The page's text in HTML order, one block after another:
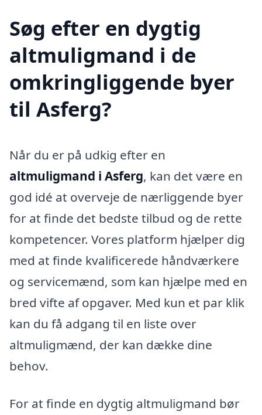
Søg efter en dygtig
altmuligmand i de
omkringliggende byer
til Asferg?
Når du er på udkig efter en
altmuligmand i Asferg, kan det være en
god idé at overveje de nærliggende byer
for at finde det bedste tilbud og de rette
kompetencer. Vores platform hjælper dig
med at finde kvalificerede håndværkere
og servicemænd, som kan hjælpe med en
bred vifte af opgaver. Med kun et par klik
kan du få adgang til en liste over
altmuligmænd, der kan dække dine
behov.
For at finde en dygtig altmuligmand bør